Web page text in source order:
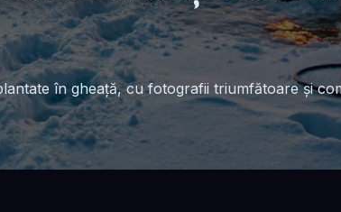
în gheață, cu fotografii triumfătoare și